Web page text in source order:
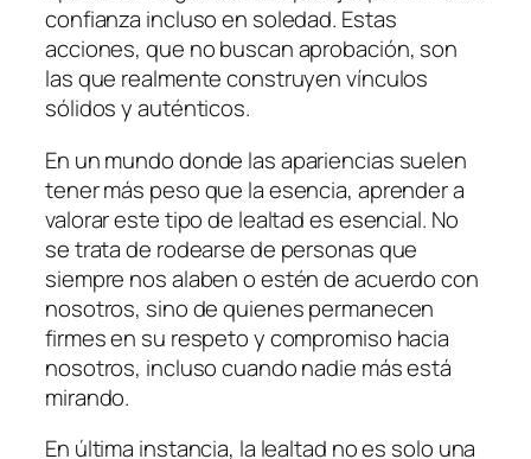
confianza incluso en soledad. Estas
acciones, que no buscan aprobación, son
las que realmente construyen vínculos
sólidos y auténticos.
En un mundo donde las apariencias suelen
tener más peso que la esencia, aprender a
valorar este tipo de lealtad es esencial. No
se trata de rodearse de personas que
siempre nos alaben o estén de acuerdo con
nosotros, sino de quienes permanecen
firmes en su respeto y compromiso hacia
nosotros, incluso cuando nadie más está
mirando.
En última instancia, la lealtad no es solo una